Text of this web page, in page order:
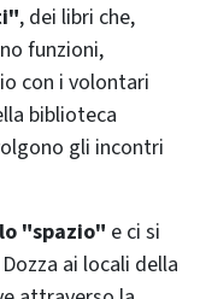
, dei libri che,
funzioni,
con i volontari
biblioteca
gli incontri
"spazio" e ci si
ai locali della